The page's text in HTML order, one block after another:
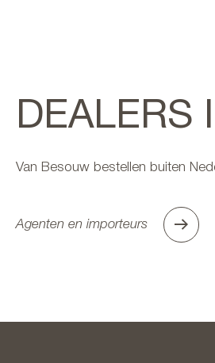
DEALERS
Van Besouw bestellen buiten
Agenten en importeurs